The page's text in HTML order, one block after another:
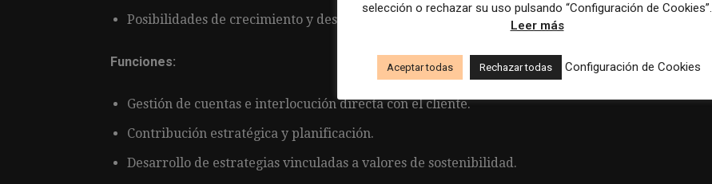
Posibilidades de crecimiento y desarrollo en la empresa.
Funciones:
Gestión de cuentas e interlocución directa con el cliente.
Contribución estratégica y planificación.
Desarrollo de estrategias vinculadas a valores de sostenibilidad.
selección o rechazar su uso pulsando “Configuración de Cookies”.
Leer más
Aceptar todas Rechazar todas Configuración de Cookies